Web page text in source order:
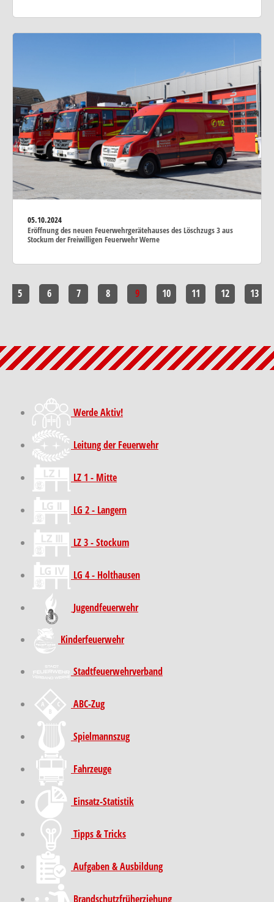
05.10.2024
Eröffnung des neuen Feuerwehrgerätehauses des Löschzugs 3 aus
Stockum der Freiwilligen Feuerwehr Werne
5 6 7 8 9 10 11 12 13
Werde Aktiv!
Leitung der Feuerwehr
LZ 1 - Mitte
LG 2 - Langern
LZ 3 - Stockum
LG 4 - Holthausen
Jugendfeuerwehr
Kinder­feuer­wehr
Stadt­feuer­wehr­verband
ABC-Zug
Spielmannszug
Fahrzeuge
Einsatz-Statistik
Tipps & Tricks
Aufgaben & Ausbildung
Brand­schutz­früh­erziehung